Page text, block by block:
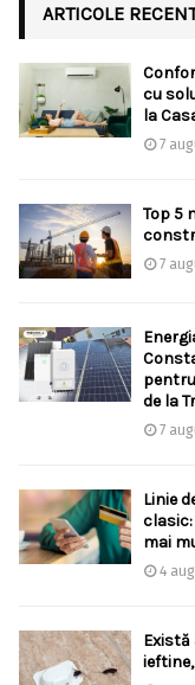
ARTICOLE
cu
la
7
Top 5
7
de la
7
Linie
mai
4